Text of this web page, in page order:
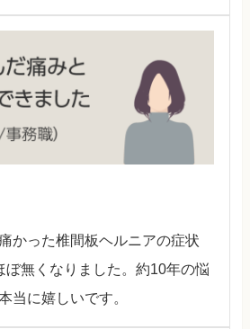
かった椎間板ヘルニアの症状
ぼ無くなりました。約10年の悩
当に嬉しいです。